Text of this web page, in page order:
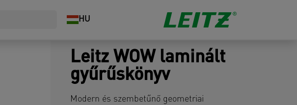
HU
Leitz WOW laminált
gyűrűskönyv
Modern és szembetűnő geometriai